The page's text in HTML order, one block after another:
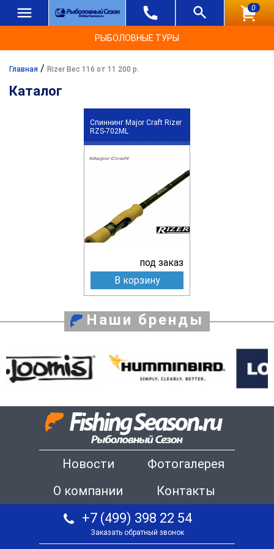
0
РЫБОЛОВНЫЕ ТУРЫ
Главная / Rizer Вес 116 от 11 200 р.
Каталог
Спиннинг Major Craft Rizer
RZS-702ML
под заказ
В корзину
Наши бренды
Новости
Фотогалерея
О компании
Контакты
+7 (499) 398 22 54
Заказать обратный звонок